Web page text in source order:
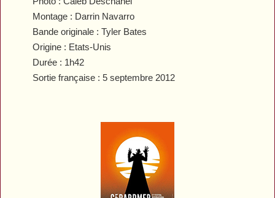
Montage : Darrin Navarro
Bande originale : Tyler Bates
Origine : Etats-Unis
Durée : 1h42
Sortie française : 5 septembre 2012